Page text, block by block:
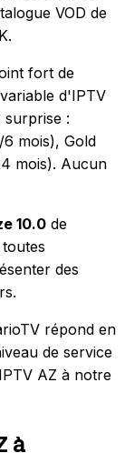
VOD de
fort de
d'IPTV
surprise :
mois), Gold
mois). Aucun
10.0 de
des
répond en
de service
AZ à notre
à